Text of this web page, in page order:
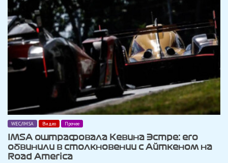
WEC/IMSA Видео Прочее
IMSA оштрафовала Кевина Эстре: его
обвинили в столкновении с Айткеном на
Road America